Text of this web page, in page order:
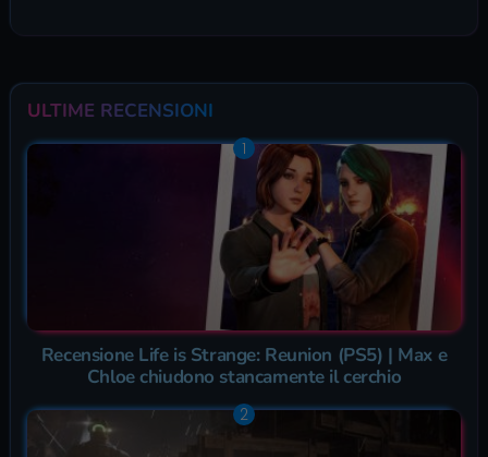
ULTIME RECENSIONI
Recensione Life is Strange: Reunion (PS5) | Max e
Chloe chiudono stancamente il cerchio